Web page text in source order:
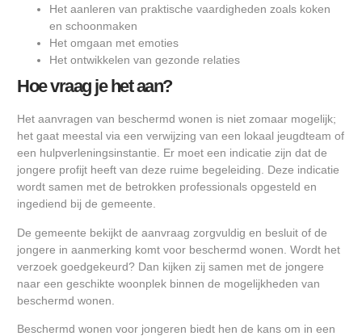
Het aanleren van praktische vaardigheden zoals koken
en schoonmaken
Het omgaan met emoties
Het ontwikkelen van gezonde relaties
Hoe vraag je het aan?
Het aanvragen van beschermd wonen is niet zomaar mogelijk;
het gaat meestal via een verwijzing van een lokaal jeugdteam of
een hulpverleningsinstantie. Er moet een indicatie zijn dat de
jongere profijt heeft van deze ruime begeleiding. Deze indicatie
wordt samen met de betrokken professionals opgesteld en
ingediend bij de gemeente.
De gemeente bekijkt de aanvraag zorgvuldig en besluit of de
jongere in aanmerking komt voor beschermd wonen. Wordt het
verzoek goedgekeurd? Dan kijken zij samen met de jongere
naar een geschikte woonplek binnen de mogelijkheden van
beschermd wonen.
Beschermd wonen voor jongeren biedt hen de kans om in een